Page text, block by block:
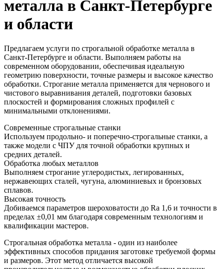
металла в Санкт-Петербурге
и области
Предлагаем услуги по строгальной обработке металла в
Санкт-Петербурге и области. Выполняем работы на
современном оборудовании, обеспечивая идеальную
геометрию поверхности, точные размеры и высокое качество
обработки. Строгание металла применяется для чернового и
чистового выравнивания деталей, подготовки базовых
плоскостей и формирования сложных профилей с
минимальными отклонениями.
Современные строгальные станки
Используем продольно- и поперечно-строгальные станки, а
также модели с ЧПУ для точной обработки крупных и
средних деталей.
Обработка любых металлов
Выполняем строгание углеродистых, легированных,
нержавеющих сталей, чугуна, алюминиевых и бронзовых
сплавов.
Высокая точность
Добиваемся параметров шероховатости до Ra 1,6 и точности в
пределах ±0,01 мм благодаря современным технологиям и
квалификации мастеров.
Строгальная обработка металла - один из наиболее
эффективных способов придания заготовке требуемой формы
и размеров. Этот метод отличается высокой